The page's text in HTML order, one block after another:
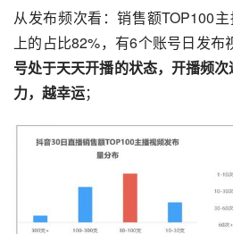
从发布频次看：销售额TOP100
上的占比82%，有6个账号日发布
号处于天天开播的状态，开播频
力，越幸运；